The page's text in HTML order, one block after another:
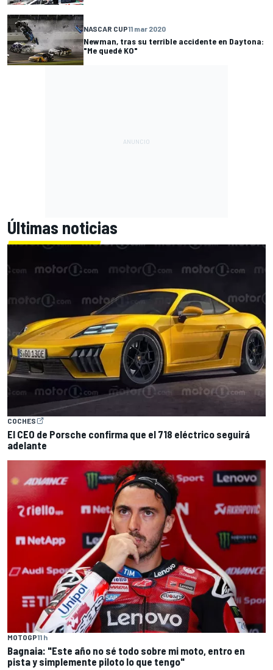
NASCAR CUP11 mar 2020
Newman, tras su terrible accidente en Daytona:
"Me quedé KO"
Últimas noticias
COCHES
El CEO de Porsche confirma que el 718 eléctrico seguirá
adelante
MOTOGP11 h
Bagnaia: "Este año no sé todo sobre mi moto, entro en
pista y simplemente piloto lo que tengo"